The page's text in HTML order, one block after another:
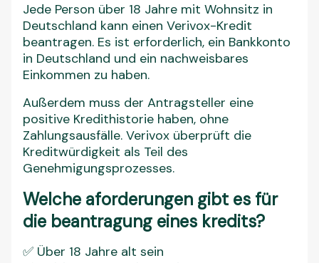
Jede Person über 18 Jahre mit Wohnsitz in
Deutschland kann einen Verivox-Kredit
beantragen. Es ist erforderlich, ein Bankkonto
in Deutschland und ein nachweisbares
Einkommen zu haben.
Außerdem muss der Antragsteller eine
positive Kredithistorie haben, ohne
Zahlungsausfälle. Verivox überprüft die
Kreditwürdigkeit als Teil des
Genehmigungsprozesses.
Welche aforderungen gibt es für
die beantragung eines kredits?
✅ Über 18 Jahre alt sein